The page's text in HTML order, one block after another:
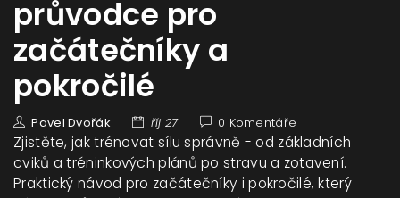
průvodce pro
začátečníky a
pokročilé
Pavel Dvořák říj 27 0 Komentáře
Zjistěte, jak trénovat sílu správně - od základních
cviků a tréninkových plánů po stravu a zotavení.
Praktický návod pro začátečníky i pokročilé, který